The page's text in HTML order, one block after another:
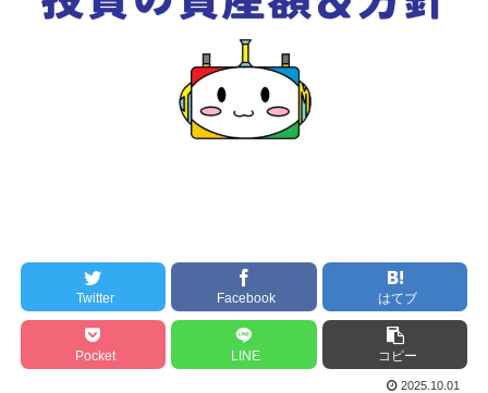
Twitter Facebook はてブ
Pocket LINE コピー
2025.10.01